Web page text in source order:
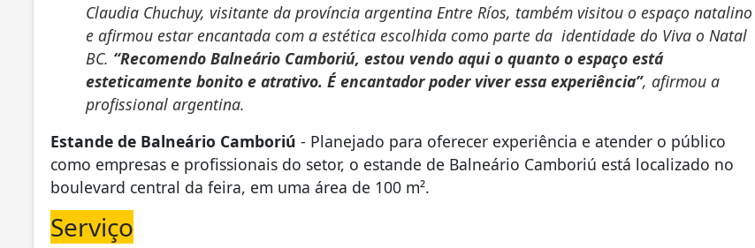
Claudia Chuchuy, visitante da província argentina Entre Ríos, também visitou o espaço natalino
e afirmou estar encantada com a estética escolhida como parte da identidade do Viva o Natal
BC. “Recomendo Balneário Camboriú, estou vendo aqui o quanto o espaço está
esteticamente bonito e atrativo. É encantador poder viver essa experiência”, afirmou a
profissional argentina.
Estande de Balneário Camboriú - Planejado para oferecer experiência e atender o público
como empresas e profissionais do setor, o estande de Balneário Camboriú está localizado no
boulevard central da feira, em uma área de 100 m².
Serviço